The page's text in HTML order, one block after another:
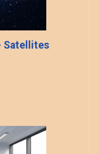
Satellites